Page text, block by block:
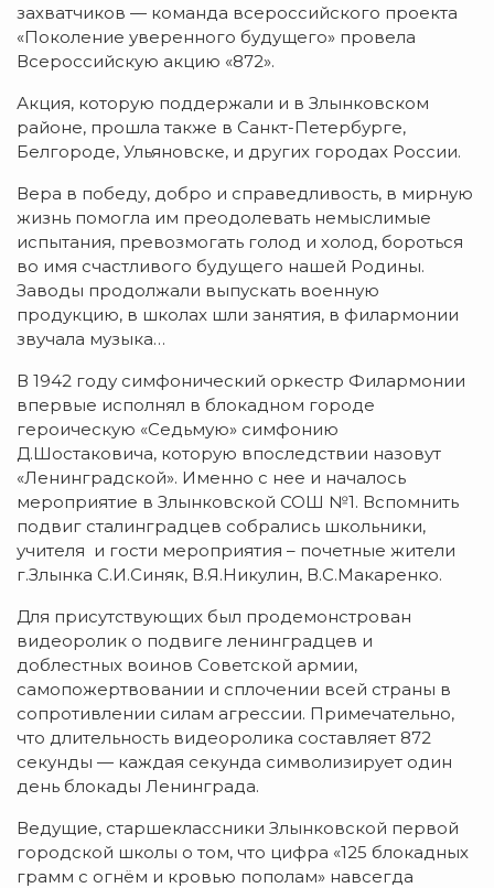
захватчиков — команда всероссийского проекта
«Поколение уверенного будущего» провела
Всероссийскую акцию «872».
Акция, которую поддержали и в Злынковском
районе, прошла также в Санкт-Петербурге,
Белгороде, Ульяновске, и других городах России.
Вера в победу, добро и справедливость, в мирную
жизнь помогла им преодолевать немыслимые
испытания, превозмогать голод и холод, бороться
во имя счастливого будущего нашей Родины.
Заводы продолжали выпускать военную
продукцию, в школах шли занятия, в филармонии
звучала музыка…
В 1942 году симфонический оркестр Филармонии
впервые исполнял в блокадном городе
героическую «Седьмую» симфонию
Д.Шостаковича, которую впоследствии назовут
«Ленинградской». Именно с нее и началось
мероприятие в Злынковской СОШ №1. Вспомнить
подвиг сталинградцев собрались школьники,
учителя и гости мероприятия – почетные жители
г.Злынка С.И.Синяк, В.Я.Никулин, В.С.Макаренко.
Для присутствующих был продемонстрован
видеоролик о подвиге ленинградцев и
доблестных воинов Советской армии,
самопожертвовании и сплочении всей страны в
сопротивлении силам агрессии. Примечательно,
что длительность видеоролика составляет 872
секунды — каждая секунда символизирует один
день блокады Ленинграда.
Ведущие, старшеклассники Злынковской первой
городской школы о том, что цифра «125 блокадных
грамм с огнём и кровью пополам» навсегда